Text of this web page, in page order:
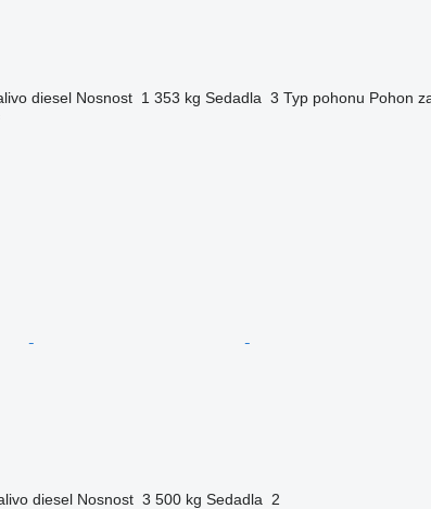
diesel Nosnost 1 353 kg Sedadla 3 Typ pohonu Pohon
diesel Nosnost 3 500 kg Sedadla
2